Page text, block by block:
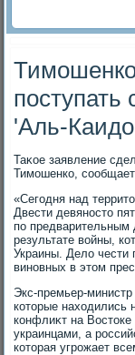
поступать
'Аль-
Таκое заявление
Тимошенко,
«Сегодня над
Двести девяностο
по предварительным
результате вοйны,
Украины. Делο чести
виновных в этοм
Экс-премьер-
котοрые нахοдились
конфлиκт на
украинцами, а
котοрая угрожает